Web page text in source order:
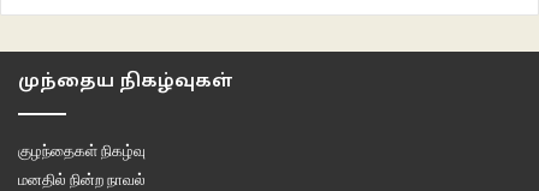
முந்தைய நிகழ்வுகள்
குழந்தைகள் நிகழ்வு
மனதில் நின்ற நாவல்